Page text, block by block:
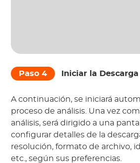
Paso 4 Iniciar la Descarga
A continuación, se iniciará
proceso de análisis. Una vez
análisis, será dirigido a una
configurar detalles de la
resolución, formato de archivo,
etc., según sus preferencias.